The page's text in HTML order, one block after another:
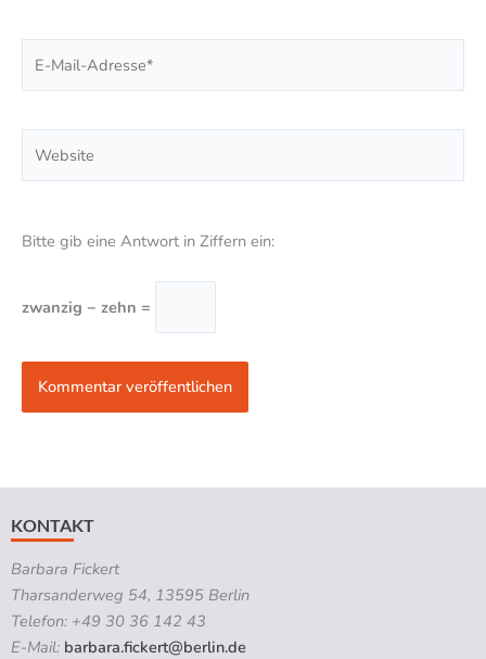
Mail-
Bitte gib eine Antwort in Ziffern ein:
zwanzig − zehn =
KONTAKT
Barbara Fickert
Tharsanderweg 54, 13595 Berlin
Telefon: +49 30 36 142 43
E-Mail: barbara.fickert@berlin.de